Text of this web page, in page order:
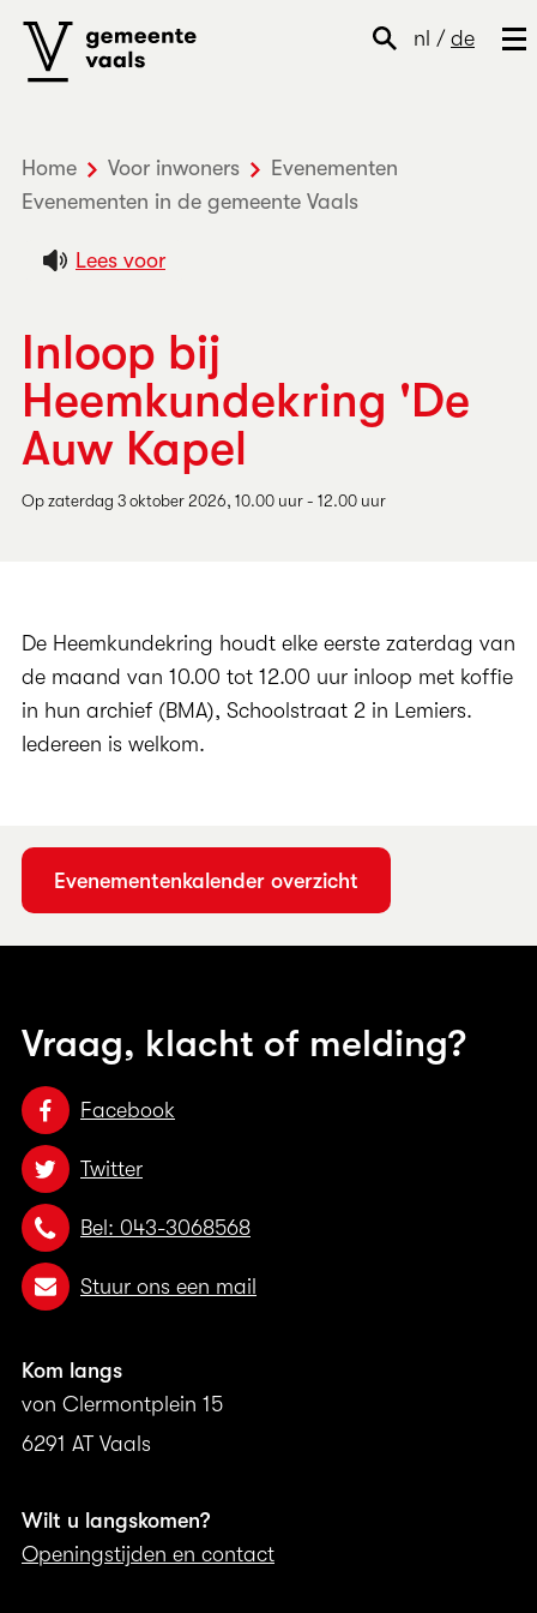
nl / de
Home Voor inwoners
Evenementen
Evenementen in de gemeente Vaals
Lees voor
Inloop bij
Heemkundekring 'De
Auw Kapel
Op zaterdag 3 oktober 2026, 10.00 uur - 12.00 uur
De Heemkundekring houdt elke eerste zaterdag van
de maand van 10.00 tot 12.00 uur inloop met koffie
in hun archief (BMA), Schoolstraat 2 in Lemiers.
Iedereen is welkom.
Evenementenkalender overzicht
Vraag, klacht of melding?
Facebook
Twitter
Bel: 043-3068568
Stuur ons een mail
Kom langs
von Clermontplein 15
6291 AT Vaals
Wilt u langskomen?
Openingstijden en contact